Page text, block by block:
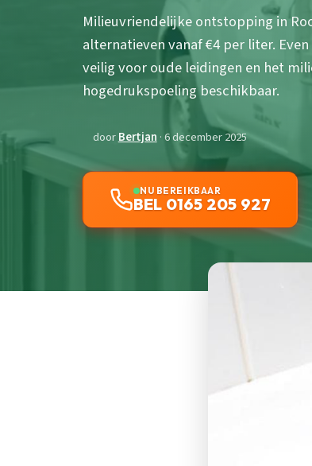
Milieuvriendelijke ontstopping in
alternatieven vanaf €4 per liter.
veilig voor oude leidingen en het
hogedrukspoeling beschikbaar.
doorBertjan · 6 december 2025
NU BEREIKBAAR
BEL 0165 205 927